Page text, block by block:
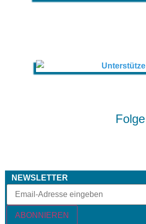
NEWSLETTER